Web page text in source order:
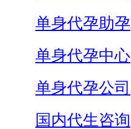
单身代孕助孕
单身代孕中心
单身代孕公司
国内代生咨询